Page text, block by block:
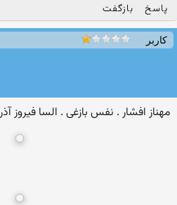
پاسخ بازگفت
کاربر
مهناز افشار . نفس بازغی . السا فیروز آذر